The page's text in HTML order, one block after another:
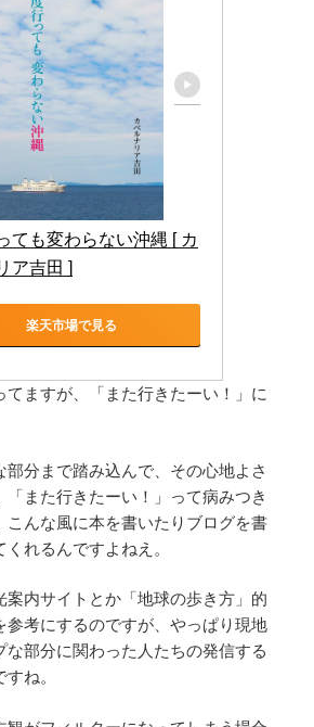
ても変わらない沖縄 [ カ
ア吉田 ]
楽天市場で見る
てますが、「また行きたーい！」に
部分まで踏み込んで、その心地よさ
「また行きたーい！」って病みつき
こんな風に本を書いたりブログを書
れるんですよねえ。
案内サイトとか「地球の歩き方」的
参考にするのですが、やっぱり現地
な部分に関わった人たちの発信する
ね。